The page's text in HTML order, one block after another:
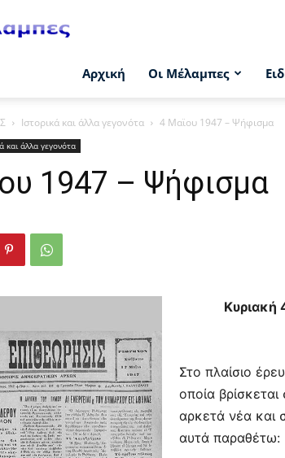
Αρχική Οι Μέλαμπες
Ιστορικά και άλλα γεγονότα 4 Μαϊου 1947 – Ψήφισμα
και άλλα γεγονότα
1947 – Ψήφισμα
Κυριακή
Στο πλαίσιο
οποία
αρκετά νέα και
αυτά παραθέτω: